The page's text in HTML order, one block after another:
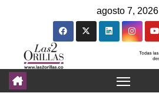
agosto 7, 2026